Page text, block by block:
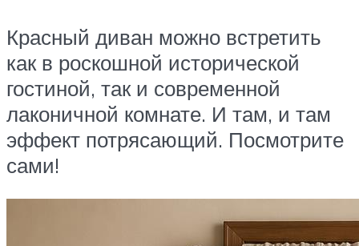
Красный диван можно встретить
как в роскошной исторической
гостиной, так и современной
лаконичной комнате. И там, и там
эффект потрясающий. Посмотрите
сами!